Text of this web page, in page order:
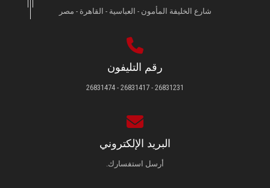
شارع الخليفة المأمون - العباسية - القاهرة - مصر
رقم التليفون
26831231 - 26831417 - 26831474
البريد الإلكتروني
أرسل استفسارك.